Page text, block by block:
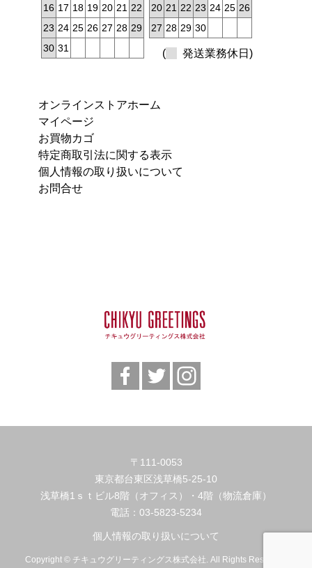
16 17 18 19 20 21 22
23 24 25 26 27 28 29
30 31
20 21 22 23 24 25 26
27 28 29 30
( 発送業務休日)
オンラインストアホーム
マイページ
お買物カゴ
特定商取引法に関する表示
個人情報の取り扱いについて
お問合せ
〒111-0053
東京都台東区浅草橋5-25-10
浅草橋1ｓｔビル8階（オフィス）・4階（物流倉庫）
電話： 03-5823-5234
個人情報の取り扱いについて
Copyright © チキュウグリーティングス株式会社. All Rights Reserved.